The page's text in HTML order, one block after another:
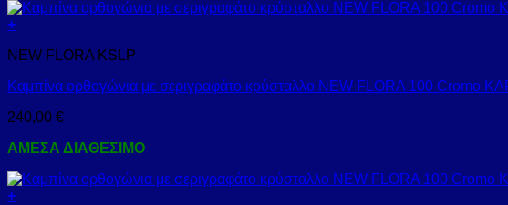
+
NEW FLORA KSLP
Καμπίνα ορθογώνια με σεριγραφάτο κρύσταλλο NEW FLORA 100 Cromo
240,00 €
ΑΜΕΣΑ ΔΙΑΘΕΣΙΜΟ
+